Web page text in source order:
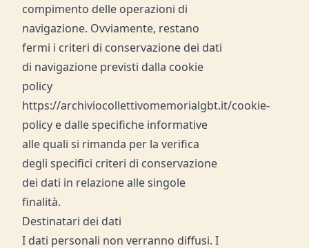
compimento delle operazioni di
navigazione. Ovviamente, restano
fermi i criteri di conservazione dei dati
di navigazione previsti dalla cookie
policy
https://archiviocollettivomemorialgbt.it/cookie-
policy e dalle specifiche informative
alle quali si rimanda per la verifica
degli specifici criteri di conservazione
dei dati in relazione alle singole
finalità.
Destinatari dei dati
I dati personali non verranno diffusi. I